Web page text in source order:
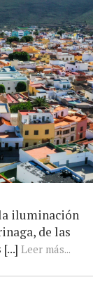
la iluminación
de las
Leer más...